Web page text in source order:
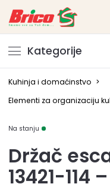
Kategorije
Kuhinja i domaćinstvo >
Elementi za organizaciju
Na stanju
Držač
13421-114